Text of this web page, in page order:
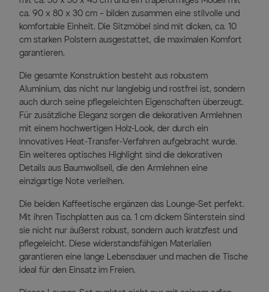
ca. 90 x 80 x 30 cm – bilden zusammen eine stilvolle und
komfortable Einheit. Die Sitzmöbel sind mit dicken, ca. 10
cm starken Polstern ausgestattet, die maximalen Komfort
garantieren.
Die gesamte Konstruktion besteht aus robustem
Aluminium, das nicht nur langlebig und rostfrei ist, sondern
auch durch seine pflegeleichten Eigenschaften überzeugt.
Für zusätzliche Eleganz sorgen die dekorativen Armlehnen
mit einem hochwertigen Holz-Look, der durch ein
innovatives Heat-Transfer-Verfahren aufgebracht wurde.
Ein weiteres optisches Highlight sind die dekorativen
Details aus Baumwollseil, die den Armlehnen eine
einzigartige Note verleihen.
Die beiden Kaffeetische ergänzen das Lounge-Set perfekt.
Mit ihren Tischplatten aus ca. 1 cm dickem Sinterstein sind
sie nicht nur äußerst robust, sondern auch kratzfest und
pflegeleicht. Diese widerstandsfähigen Materialien
garantieren eine lange Lebensdauer und machen die Tische
ideal für den Einsatz im Freien.